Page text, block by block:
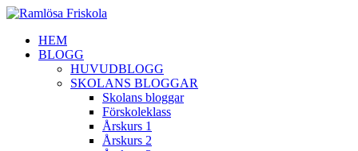
HEM
BLOGG
HUVUDBLOGG
SKOLANS BLOGGAR
Skolans bloggar
Förskoleklass
Årskurs 1
Årskurs 2